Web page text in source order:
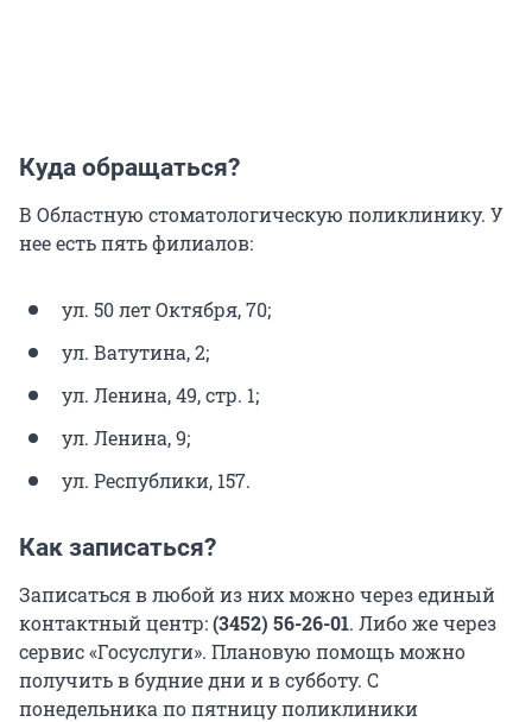
Куда обращаться?
В Областную стоматологическую поликлинику. У
нее есть пять филиалов:
ул. 50 лет Октября, 70;
ул. Ватутина, 2;
ул. Ленина, 49, стр. 1;
ул. Ленина, 9;
ул. Республики, 157.
Как записаться?
Записаться в любой из них можно через единый
контактный центр:(3452) 56-26-01. Либо же через
сервис «Госуслуги». Плановую помощь можно
получить в будние дни и в субботу. С
понедельника по пятницу поликлиники